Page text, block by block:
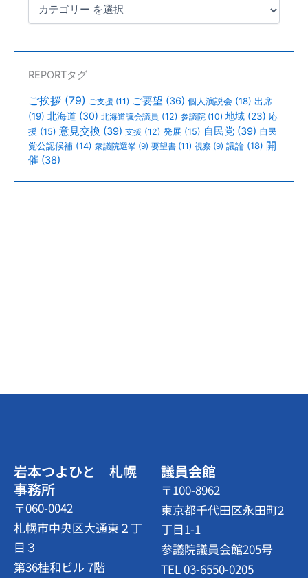
REPORTタグ
ご挨拶 (79) ご支援 (11) ご要望 (36) 個人演説会 (18) 出席
(19) 北海道 (30) 北海道議会議員 (12) 参議院 (10) 地域 (23) 応
援 (15) 意見交換 (39) 支援 (12) 発展 (15) 自民党 (39) 自民
党公認候補 (14) 衆議院選挙 (9) 要望書 (11) 視察 (9) 議論 (18) 開
催 (38)
岩本つよひと 札幌
事務所
〒060-0042
札幌市中央区大通東２丁
目３
第36桂和ビル 7階
議員会館
〒100-8962
東京都千代田区永田町2
丁目1-1
参議院議員会館205号
TEL 03-6550-0205